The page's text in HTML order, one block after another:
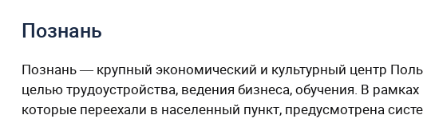
Познань
Познань ― крупный экономический и культурный центр
целью трудоустройства, ведения бизнеса, обучения. В
которые переехали в населенный пункт, предусмотрена